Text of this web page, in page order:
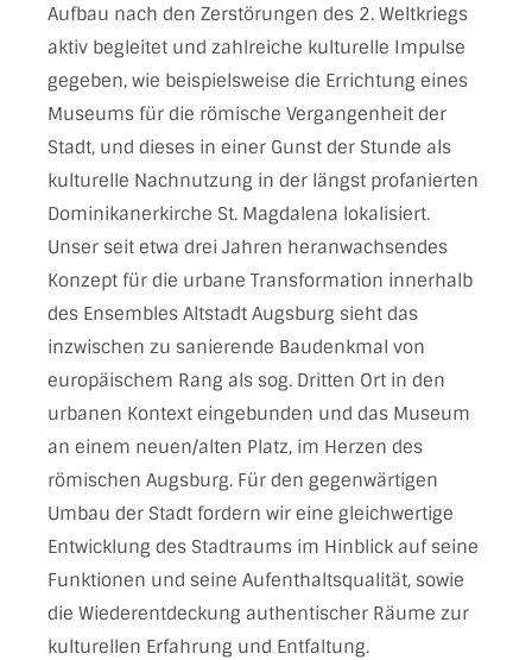
Aufbau nach den Zerstörungen des 2. Weltkriegs
aktiv begleitet und zahlreiche kulturelle Impulse
gegeben, wie beispielsweise die Errichtung eines
Museums für die römische Vergangenheit der
Stadt, und dieses in einer Gunst der Stunde als
kulturelle Nachnutzung in der längst profanierten
Dominikanerkirche St. Magdalena lokalisiert.
Unser seit etwa drei Jahren heranwachsendes
Konzept für die urbane Transformation innerhalb
des Ensembles Altstadt Augsburg sieht das
inzwischen zu sanierende Baudenkmal von
europäischem Rang als sog. Dritten Ort in den
urbanen Kontext eingebunden und das Museum
an einem neuen/alten Platz, im Herzen des
römischen Augsburg. Für den gegenwärtigen
Umbau der Stadt fordern wir eine gleichwertige
Entwicklung des Stadtraums im Hinblick auf seine
Funktionen und seine Aufenthaltsqualität, sowie
die Wiederentdeckung authentischer Räume zur
kulturellen Erfahrung und Entfaltung.